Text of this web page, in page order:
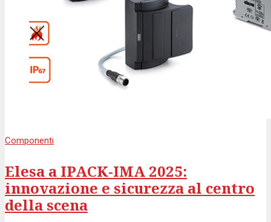
Componenti
Elesa a IPACK-IMA 2025:
innovazione e sicurezza al centro
della scena